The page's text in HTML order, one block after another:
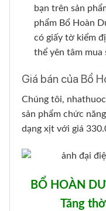
bạn trên sản
phẩm Bổ Hoàn
có giấy tờ kiểm
thể yên tâm mua
Giá bán của Bổ
Chúng tôi,
sản phẩm chức
dạng xịt với giá
BỔ HOÀN
Tăng